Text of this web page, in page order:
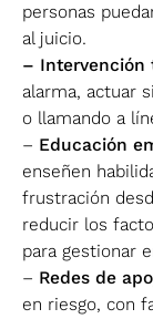
personas
al juicio.
– Intervención
alarma, actuar
o llamando a
– Educación
enseñen
frustración
reducir los
para gestionar
– Redes de
en riesgo, con